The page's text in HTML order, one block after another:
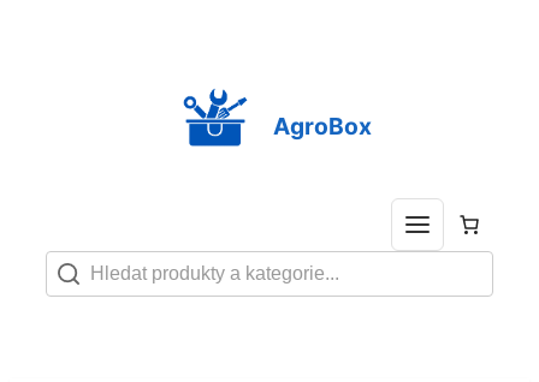
AgroBox